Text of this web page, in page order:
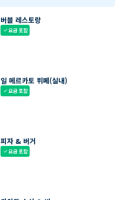
버블 레스토랑
check요금 포함
일 메르카토 뷔페(실내)
check요금 포함
피자 & 버거
check요금 포함